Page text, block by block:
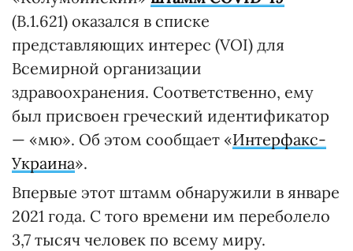
(B.1.621) оказался в списке
представляющих интерес (VOI) для
Всемирной организации
здравоохранения. Соответственно, ему
был присвоен греческий идентификатор
— «мю». Об этом сообщает «Интерфакс-
Украина».
Впервые этот штамм обнаружили в январе
2021 года. С того времени им переболело
3,7 тысяч человек по всему миру.